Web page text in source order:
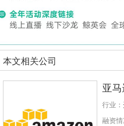
本文相关公司
亚
行业：
融资情